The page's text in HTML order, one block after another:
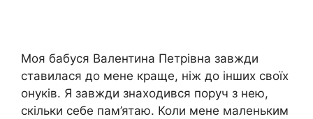
Моя бабуся Валентина Петрівна завжди
ставилася до мене краще, ніж до інших своїх
онуків. Я завжди знаходився поруч з нею,
скільки себе пам’ятаю. Коли мене маленьким